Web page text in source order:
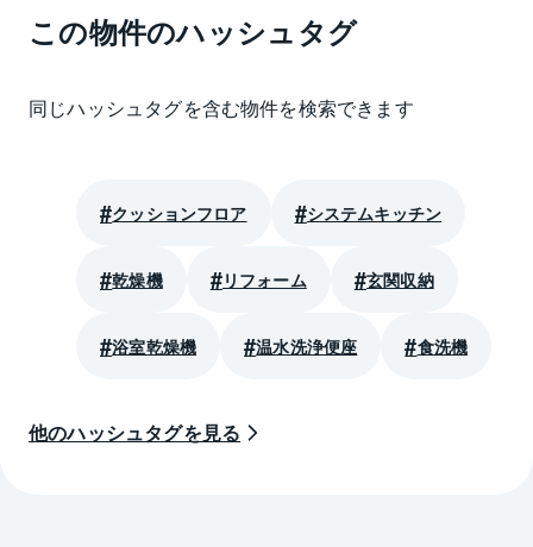
この物件のハッシュタグ
同じハッシュタグを含む物件を検索できます
クッションフロア システムキッチン
乾燥機 リフォーム 玄関収納
浴室乾燥機 温水洗浄便座 食洗機
他のハッシュタグを見る